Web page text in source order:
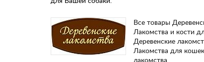
Все товары
Лакомства и кости
Деревенские
Лакомства для
лакомства